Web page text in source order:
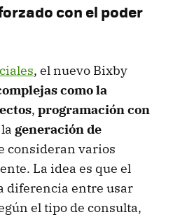
con el poder
, el nuevo Bixby
como la
, programación con
generación de
consideran varios
La idea es que el
diferencia entre usar
el tipo de consulta,